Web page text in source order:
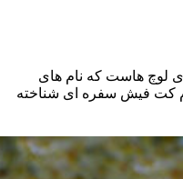
ی لوچ هاست که نام های
نام کت فیش سفره ای شناخته